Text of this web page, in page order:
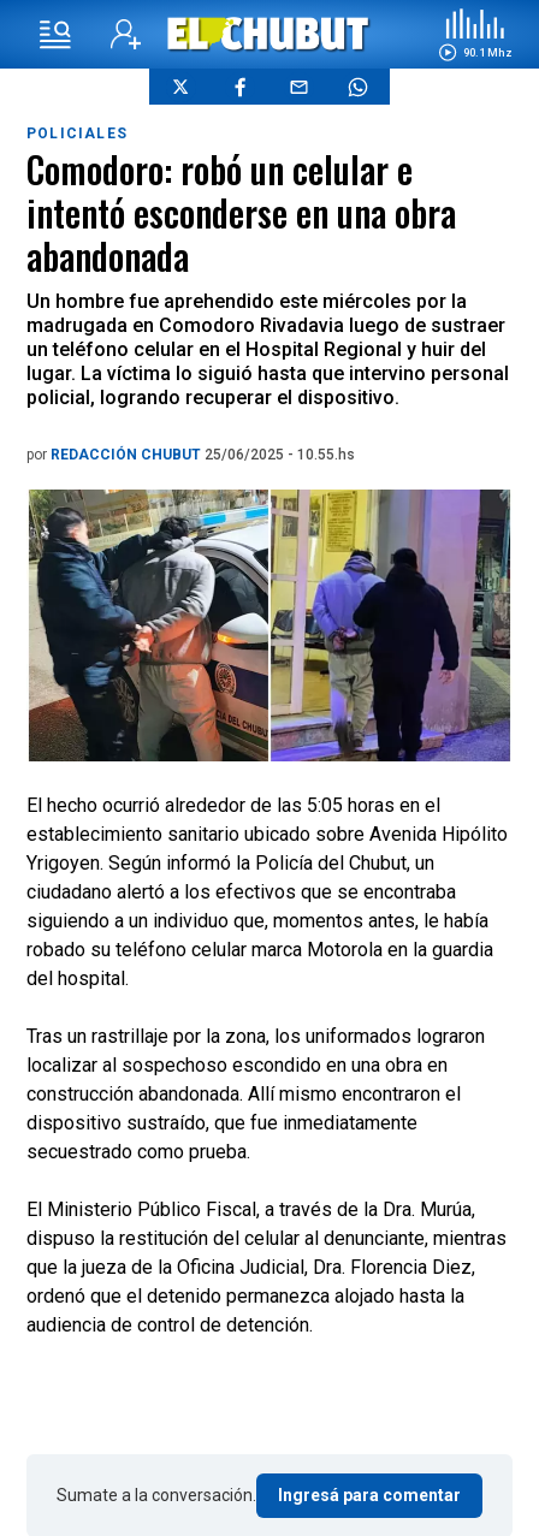
90.1 Mhz
POLICIALES
Comodoro: robó un celular e
intentó esconderse en una obra
abandonada
Un hombre fue aprehendido este miércoles por la
madrugada en Comodoro Rivadavia luego de sustraer
un teléfono celular en el Hospital Regional y huir del
lugar. La víctima lo siguió hasta que intervino personal
policial, logrando recuperar el dispositivo.
por REDACCIÓN CHUBUT 25/06/2025 - 10.55.hs
El hecho ocurrió alrededor de las 5:05 horas en el
establecimiento sanitario ubicado sobre Avenida Hipólito
Yrigoyen. Según informó la Policía del Chubut, un
ciudadano alertó a los efectivos que se encontraba
siguiendo a un individuo que, momentos antes, le había
robado su teléfono celular marca Motorola en la guardia
del hospital.
Tras un rastrillaje por la zona, los uniformados lograron
localizar al sospechoso escondido en una obra en
construcción abandonada. Allí mismo encontraron el
dispositivo sustraído, que fue inmediatamente
secuestrado como prueba.
El Ministerio Público Fiscal, a través de la Dra. Murúa,
dispuso la restitución del celular al denunciante, mientras
que la jueza de la Oficina Judicial, Dra. Florencia Diez,
ordenó que el detenido permanezca alojado hasta la
audiencia de control de detención.
Sumate a la conversación. Ingresá para comentar